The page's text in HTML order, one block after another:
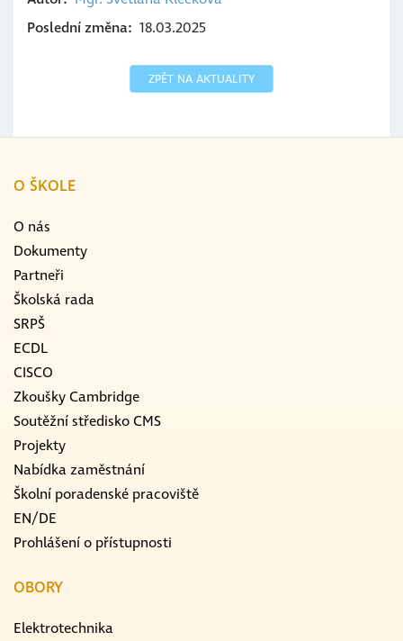
Poslední změna 18.03.2025
ZPĚT NA AKTUALITY
O ŠKOLE
O nás
Dokumenty
Partneři
Školská rada
SRPŠ
ECDL
CISCO
Zkoušky Cambridge
Soutěžní středisko CMS
Projekty
Nabídka zaměstnání
Školní poradenské pracoviště
EN/DE
Prohlášení o přístupnosti
OBORY
Elektrotechnika